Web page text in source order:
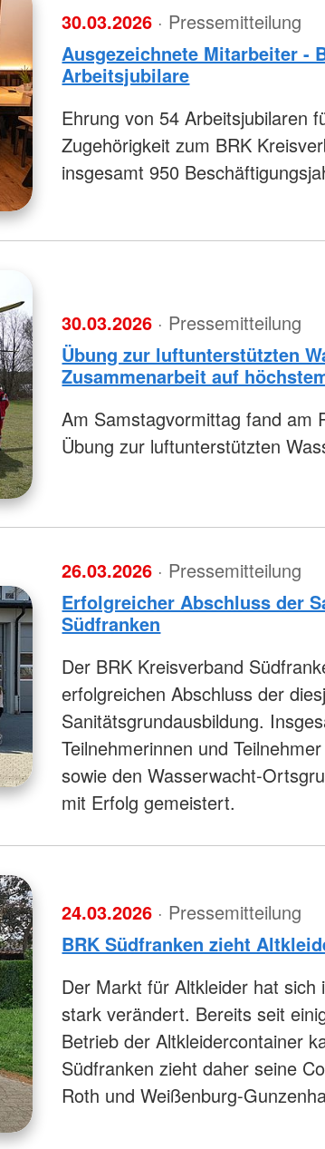
30.03.2026 · Pressemitteilung
Ausgezeichnete Mitarbeiter -
Arbeitsjubilare
Ehrung von 54 Arbeitsjubilaren
Zugehörigkeit zum BRK
insgesamt 950
30.03.2026 · Pressemitteilung
Übung zur luftunterstützten
Zusammenarbeit auf
Am Samstagvormittag fand am
Übung zur luftunterstützten
26.03.2026 · Pressemitteilung
Erfolgreicher Abschluss der
Südfranken
Der BRK Kreisverband
erfolgreichen Abschluss der
Sanitätsgrundausbildung.
Teilnehmerinnen und
sowie den Wasserwacht-
mit Erfolg gemeistert.
24.03.2026 · Pressemitteilung
BRK Südfranken zieht
Der Markt für Altkleider hat sich
stark verändert. Bereits seit
Betrieb der Altkleidercontainer
Südfranken zieht daher seine
Roth und Weißenburg-